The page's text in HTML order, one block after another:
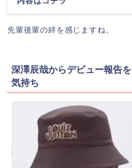
先輩後輩の絆を感じますね。
深澤辰哉からデビュー報告
気持ち